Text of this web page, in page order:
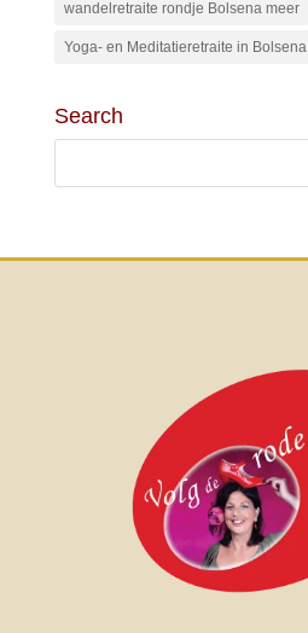
wandelretraite rondje Bolsena meer
Yoga- en Meditatieretraite in Bolsena
Search